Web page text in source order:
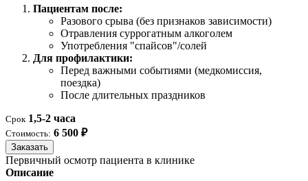
Пациентам после:
Разового срыва (без признаков зависимости)
Отравления суррогатным алкоголем
Употребления "спайсов"/солей
Для профилактики:
Перед важными событиями (медкомиссия,
поездка)
После длительных праздников
Срок 1,5-2 часа
Стоимость: 6 500 ₽
Заказать
Первичный осмотр пациента в клинике
Описание